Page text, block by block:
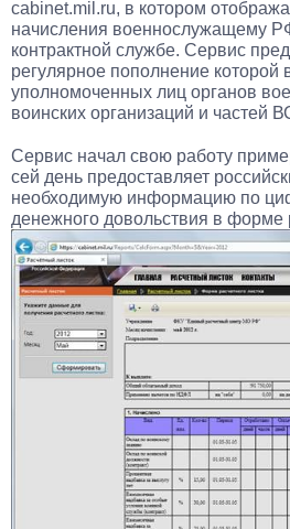
cabinet.mil.ru, в котором
начисления военнослужащему
контрактной службе. Сервис
регулярное пополнение которой
уполномоченных лиц органов
воинских организаций и частей
Сервис начал свою работу
сей день предоставляет
необходимую информацию по
денежного довольствия в форме